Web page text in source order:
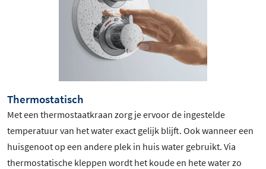
Thermostatisch
Met een thermostaatkraan zorg je ervoor de ingestelde
temperatuur van het water exact gelijk blijft. Ook wanneer een
huisgenoot op een andere plek in huis water gebruikt. Via
thermostatische kleppen wordt het koude en hete water zo